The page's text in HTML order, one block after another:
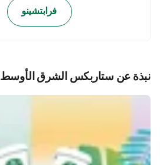
فرابتشينو
نبذة عن ستاربكس الشرق الأوسط